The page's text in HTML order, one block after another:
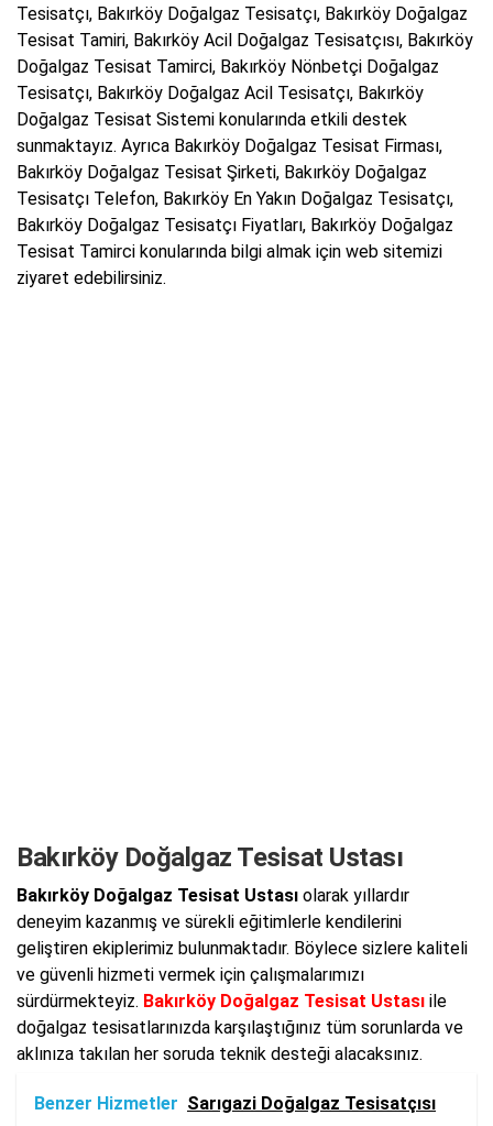
Tesisatçı, Bakırköy Doğalgaz Tesisatçı, Bakırköy Doğalgaz
Tesisat Tamiri, Bakırköy Acil Doğalgaz Tesisatçısı, Bakırköy
Doğalgaz Tesisat Tamirci, Bakırköy Nönbetçi Doğalgaz
Tesisatçı, Bakırköy Doğalgaz Acil Tesisatçı, Bakırköy
Doğalgaz Tesisat Sistemi konularında etkili destek
sunmaktayız. Ayrıca Bakırköy Doğalgaz Tesisat Firması,
Bakırköy Doğalgaz Tesisat Şirketi, Bakırköy Doğalgaz
Tesisatçı Telefon, Bakırköy En Yakın Doğalgaz Tesisatçı,
Bakırköy Doğalgaz Tesisatçı Fiyatları, Bakırköy Doğalgaz
Tesisat Tamirci konularında bilgi almak için web sitemizi
ziyaret edebilirsiniz.
Bakırköy Doğalgaz Tesisat Ustası
Bakırköy Doğalgaz Tesisat Ustası olarak yıllardır
deneyim kazanmış ve sürekli eğitimlerle kendilerini
geliştiren ekiplerimiz bulunmaktadır. Böylece sizlere kaliteli
ve güvenli hizmeti vermek için çalışmalarımızı
sürdürmekteyiz. Bakırköy Doğalgaz Tesisat Ustası ile
doğalgaz tesisatlarınızda karşılaştığınız tüm sorunlarda ve
aklınıza takılan her soruda teknik desteği alacaksınız.
Benzer Hizmetler Sarıgazi Doğalgaz Tesisatçısı